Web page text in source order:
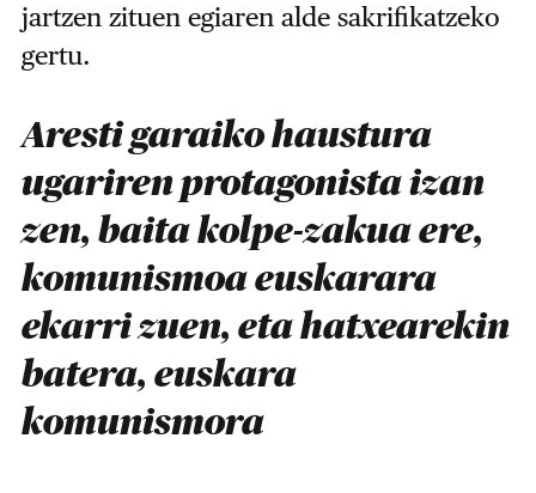
jartzen zituen egiaren alde sakrifikatzeko
gertu.
Aresti garaiko haustura
ugariren protagonista izan
zen, baita kolpe-zakua ere,
komunismoa euskarara
ekarri zuen, eta hatxearekin
batera, euskara
komunismora